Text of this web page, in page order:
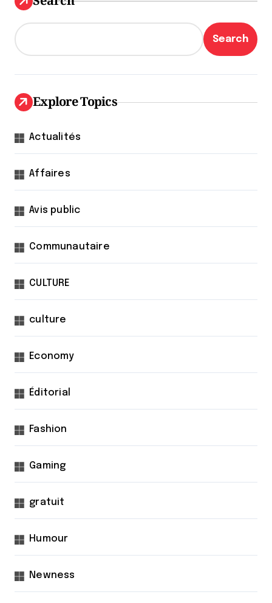
Search
Explore Topics
Actualités
Affaires
Avis public
Communautaire
CULTURE
culture
Economy
Éditorial
Fashion
Gaming
gratuit
Humour
Newness